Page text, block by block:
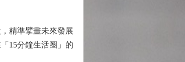
精準擘畫未來發展
15分鐘生活圈」的